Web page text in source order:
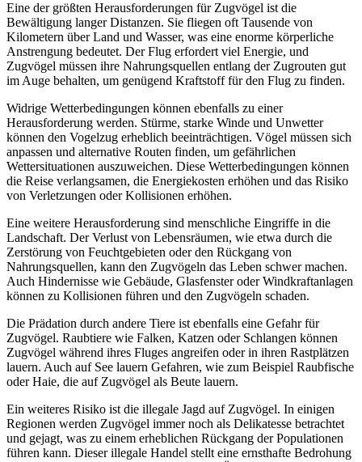
Eine der größten Herausforderungen für Zugvögel ist die
Bewältigung langer Distanzen. Sie fliegen oft Tausende von
Kilometern über Land und Wasser, was eine enorme körperliche
Anstrengung bedeutet. Der Flug erfordert viel Energie, und
Zugvögel müssen ihre Nahrungsquellen entlang der Zugrouten gut
im Auge behalten, um genügend Kraftstoff für den Flug zu finden.
Widrige Wetterbedingungen können ebenfalls zu einer
Herausforderung werden. Stürme, starke Winde und Unwetter
können den Vogelzug erheblich beeinträchtigen. Vögel müssen sich
anpassen und alternative Routen finden, um gefährlichen
Wettersituationen auszuweichen. Diese Wetterbedingungen können
die Reise verlangsamen, die Energiekosten erhöhen und das Risiko
von Verletzungen oder Kollisionen erhöhen.
Eine weitere Herausforderung sind menschliche Eingriffe in die
Landschaft. Der Verlust von Lebensräumen, wie etwa durch die
Zerstörung von Feuchtgebieten oder den Rückgang von
Nahrungsquellen, kann den Zugvögeln das Leben schwer machen.
Auch Hindernisse wie Gebäude, Glasfenster oder Windkraftanlagen
können zu Kollisionen führen und den Zugvögeln schaden.
Die Prädation durch andere Tiere ist ebenfalls eine Gefahr für
Zugvögel. Raubtiere wie Falken, Katzen oder Schlangen können
Zugvögel während ihres Fluges angreifen oder in ihren Rastplätzen
lauern. Auch auf See lauern Gefahren, wie zum Beispiel Raubfische
oder Haie, die auf Zugvögel als Beute lauern.
Ein weiteres Risiko ist die illegale Jagd auf Zugvögel. In einigen
Regionen werden Zugvögel immer noch als Delikatesse betrachtet
und gejagt, was zu einem erheblichen Rückgang der Populationen
führen kann. Dieser illegale Handel stellt eine ernsthafte Bedrohung